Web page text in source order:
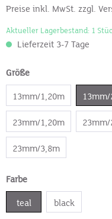
Preise inkl. MwSt. zzgl.
Aktueller Lagerbestand: 1
Lieferzeit 3-7 Tage
Größe
13mm/1,20m
23mm/1,20m
23mm/3,8m
Farbe
teal black